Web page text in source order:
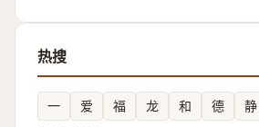
热搜
一 爱 福 龙 和 德 静